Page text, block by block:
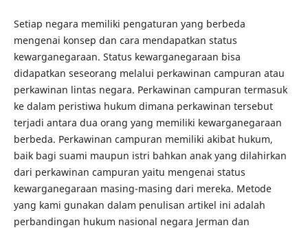
Setiap negara memiliki pengaturan yang berbeda
mengenai konsep dan cara mendapatkan status
kewarganegaraan. Status kewarganegaraan bisa
didapatkan seseorang melalui perkawinan campuran atau
perkawinan lintas negara. Perkawinan campuran termasuk
ke dalam peristiwa hukum dimana perkawinan tersebut
terjadi antara dua orang yang memiliki kewarganegaraan
berbeda. Perkawinan campuran memiliki akibat hukum,
baik bagi suami maupun istri bahkan anak yang dilahirkan
dari perkawinan campuran yaitu mengenai status
kewarganegaraan masing-masing dari mereka. Metode
yang kami gunakan dalam penulisan artikel ini adalah
perbandingan hukum nasional negara Jerman dan